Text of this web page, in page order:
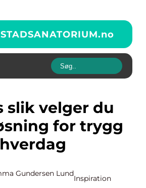
no
for trygg
hverdag
Gundersen Lund
Inspiration